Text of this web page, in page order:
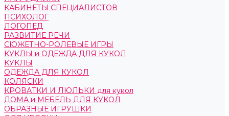
КАБИНЕТЫ СПЕЦИАЛИСТОВ
ПСИХОЛОГ
ЛОГОПЕД
РАЗВИТИЕ РЕЧИ
СЮЖЕТНО-РОЛЕВЫЕ ИГРЫ
КУКЛЫ и ОДЕЖДА ДЛЯ КУКОЛ
КУКЛЫ
ОДЕЖДА ДЛЯ КУКОЛ
КОЛЯСКИ
КРОВАТКИ И ЛЮЛЬКИ для кукол
ДОМА и МЕБЕЛЬ ДЛЯ КУКОЛ
ОБРАЗНЫЕ ИГРУШКИ